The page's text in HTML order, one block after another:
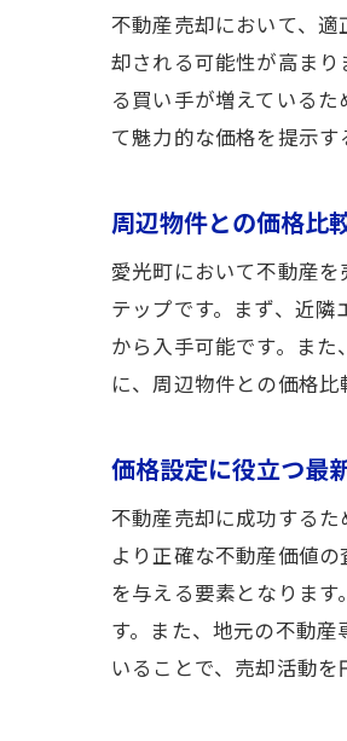
不動産売却において、
却される可能性が高ま
る買い手が増えている
て魅力的な価格を提示
周辺物件との価格比
愛光町において不動産
テップです。まず、近
から入手可能です。ま
に、周辺物件との価格
価格設定に役立つ最
不動産売却に成功する
より正確な不動産価値
を与える要素となりま
す。また、地元の不動
いることで、売却活動